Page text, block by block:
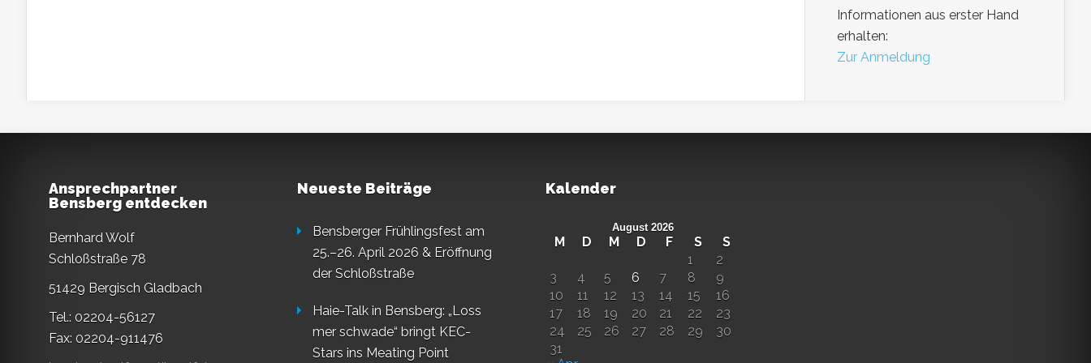
Informationen aus erster Hand
erhalten:
Zur Anmeldung
Ansprechpartner
Bensberg entdecken
Bernhard Wolf
Schloßstraße 78
51429 Bergisch Gladbach
Tel.: 02204-56127
Fax: 02204-911476
Neueste Beiträge
Bensberger Frühlingsfest am
25.–26. April 2026 & Eröffnung
der Schloßstraße
Haie-Talk in Bensberg: „Loss
mer schwade“ bringt KEC-
Stars ins Meating Point
Kalender
August 2026
M D M D F S
S
1
2
3
4 5 6 7 8
9
10
11 12 13 14 15
16
17
18 19 20 21 22
23
24
25 26 27 28 29
30
31